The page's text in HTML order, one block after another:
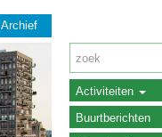
Archief
Activiteiten
Buurtberichten